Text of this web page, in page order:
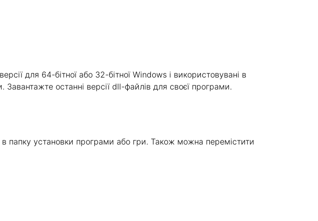
для 64-бітної або 32-бітної Windows і використовувані в
останні версії dll-файлів для своєї програми.
установки програми або гри. Також можна перемістити